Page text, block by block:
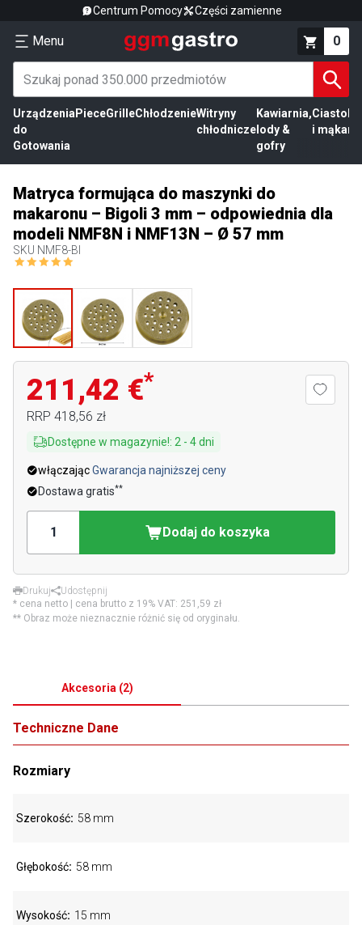
Centrum Pomocy Części zamienne
Menu 0
Urządzenia
do
Gotowania
PieceGrilleChłodzenieWitryny
chłodnicze
Kawiarnia,
lody &
gofry
Ciasto
i mąka
Matryca formująca do maszynki do
makaronu – Bigoli 3 mm – odpowiednia dla
modeli NMF8N i NMF13N – Ø 57 mm
SKU NMF8-BI
211,42 €*
RRP 418,56 zł
Dostępne w magazynie!: 2 - 4dni
włączającGwarancja najniższej ceny
Dostawa gratis**
Dodaj do koszyka
Drukuj
Udostępnij
* cena netto | cena brutto z 19% VAT: 251,59 zł
** Obraz może nieznacznie różnić się od oryginału.
Akcesoria (2)
Techniczne Dane
Rozmiary
Szerokość 58 mm
Głębokość 58 mm
Wysokość 15 mm